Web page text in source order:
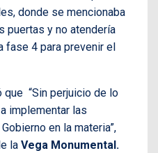
donde se mencionaba
puertas y no atendería
4 para prevenir el
que “Sin perjuicio de lo
implementar las
en la materia”,
la Vega Monumental.